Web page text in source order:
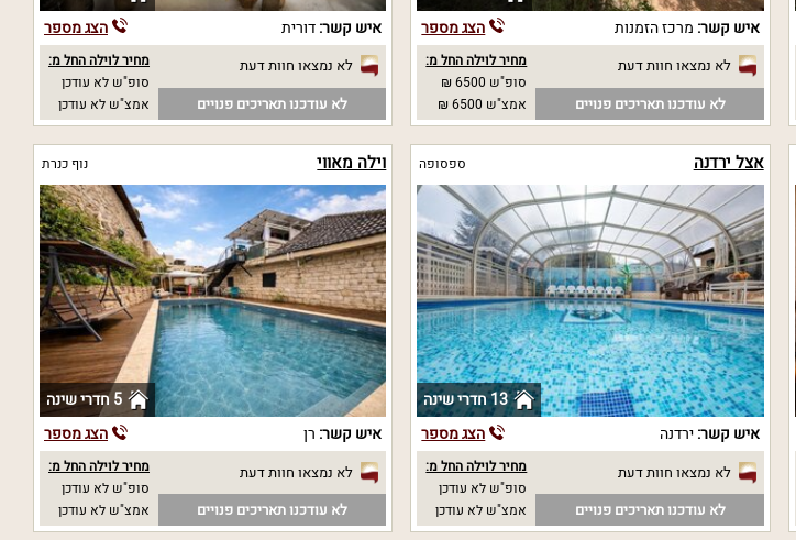
איש קשר: מרכז הזמנות הצג מספר
לא נמצאו חוות דעת
לא עודכנו תאריכים פנויים
מחיר לוילה החל מ:
סופ"ש 6500 ₪
אמצ"ש 6500 ₪
איש קשר:דורית הצג מספר
לא נמצאו חוות דעת
לא עודכנו תאריכים פנויים
מחיר לוילה החל מ:
סופ"ש לא עודכן
אמצ"ש לא עודכן
אצל ירדנה ספסופה
13 חדרי שינה
איש קשר:ירדנה הצג מספר
לא נמצאו חוות דעת
לא עודכנו תאריכים פנויים
מחיר לוילה החל מ:
סופ"ש לא עודכן
אמצ"ש לא עודכן
וילה מאווי נוף כנרת
5 חדרי שינה
איש קשר: רן הצג מספר
לא נמצאו חוות דעת
לא עודכנו תאריכים פנויים
מחיר לוילה החל מ:
סופ"ש לא עודכן
אמצ"ש לא עודכן